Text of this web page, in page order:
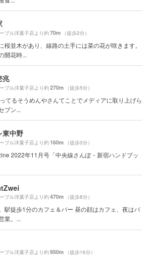
ーブル洋菓子店より約70m （徒歩2分）
桜並木があり、線路の土手には菜の花が咲きます。
開花時...
兆
ーブル洋菓子店より約270m （徒歩5分）
てるそうめんやさんてことでメディアに取り上げら
ブン...
東中野
ーブル洋菓子店より約160m （徒歩3分）
2022年11月号「中央線さんぽ・新宿ハンドブッ
ーブル洋菓子店より約470m （徒歩8分）
駅徒歩1分のカフェ＆バー 昼の顔はカフェ、夜はバ
業。...
ーブル洋菓子店より約950m （徒歩16分）